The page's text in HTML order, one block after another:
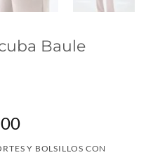
Baule
Rango
precios:
Y BOLSILLOS CON